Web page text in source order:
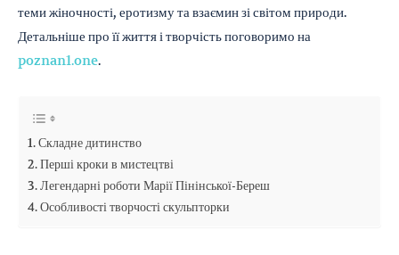
теми жіночності, еротизму та взаємин зі світом природи.
Детальніше про її життя і творчість поговоримо на
poznan1.one.
Складне дитинство
Перші кроки в мистецтві
Легендарні роботи Марії Пінінської-Береш
Особливості творчості скульпторки